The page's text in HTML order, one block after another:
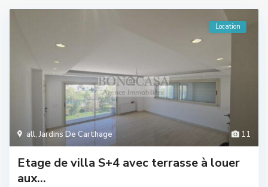
11
all,Jardins De Carthage
Location
Etage de villa S+4 avec terrasse à louer
aux...